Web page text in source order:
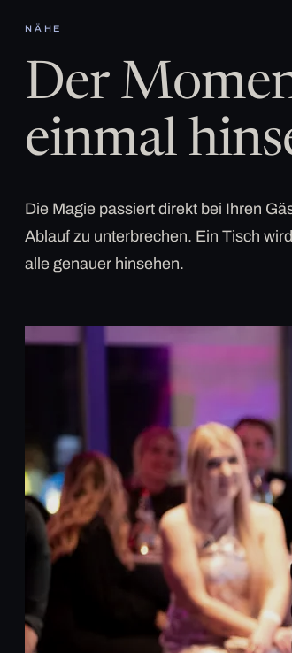
NÄHE
Der
einmal
Die Magie passiert direkt bei Ihren
Ablauf zu unterbrechen. Ein Tisch
alle genauer hinsehen.